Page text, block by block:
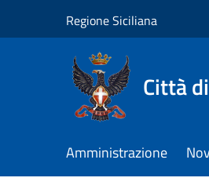
Regione Siciliana
Città
Amministrazione